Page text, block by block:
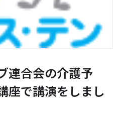
連合会の介護予
座で講演をしまし